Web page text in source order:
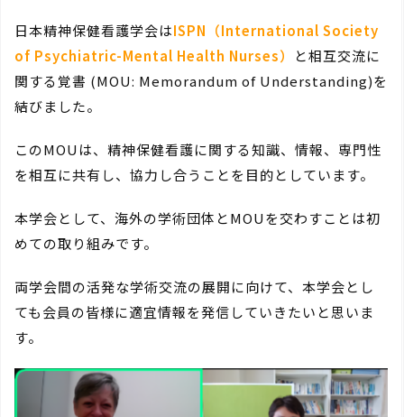
日本精神保健看護学会はISPN（International Society
of Psychiatric-Mental Health Nurses）
と相互交流に
関する覚書 (MOU: Memorandum of Understanding)を
結びました。
このMOUは、精神保健看護に関する知識、情報、専門性
を相互に共有し、協力し合うことを目的としています。
本学会として、海外の学術団体とMOUを交わすことは初
めての取り組みです。
両学会間の活発な学術交流の展開に向けて、本学会とし
ても会員の皆様に適宜情報を発信していきたいと思いま
す。